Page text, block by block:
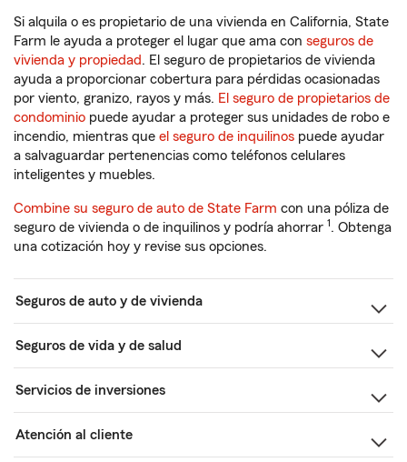
Si alquila o es propietario de una vivienda en California, State
Farm le ayuda a proteger el lugar que ama con seguros de
vivienda y propiedad. El seguro de propietarios de vivienda
ayuda a proporcionar cobertura para pérdidas ocasionadas
por viento, granizo, rayos y más. El seguro de propietarios de
condominio puede ayudar a proteger sus unidades de robo e
incendio, mientras que el seguro de inquilinos puede ayudar
a salvaguardar pertenencias como teléfonos celulares
inteligentes y muebles.
Combine su seguro de auto de State Farm con una póliza de
seguro de vivienda o de inquilinos y podría ahorrar 1. Obtenga
una cotización hoy y revise sus opciones.
Seguros de auto y de vivienda
Seguros de vida y de salud
Servicios de inversiones
Atención al cliente